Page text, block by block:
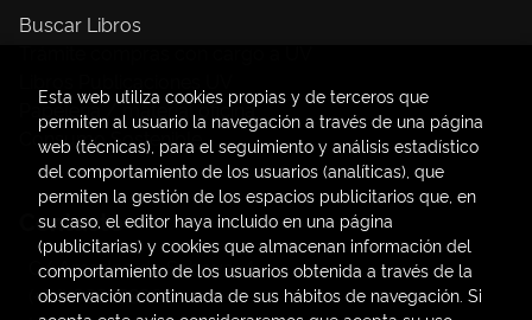
Buscar Libros
Papelería / material oficina
Consumo Sostenible
Contacto
C/ Amadeo de Saboya, 4
(+34) 963828968
Esta web utiliza cookies propias y de terceros que
permiten al usuario la navegación a través de una página
web (técnicas), para el seguimiento y análisis estadístico
del comportamiento de los usuarios (analíticas), que
permiten la gestión de los espacios publicitarios que, en
su caso, el editor haya incluido en una página
(publicitarias) y cookies que almacenan información del
comportamiento de los usuarios obtenida a través de la
observación continuada de sus hábitos de navegación. Si